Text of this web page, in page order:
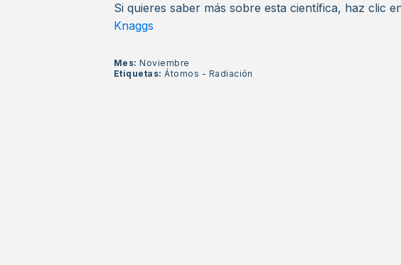
Si quieres saber más sobre esta científica, haz clic
Knaggs
Mes:Noviembre
Etiquetas:Átomos - Radiación